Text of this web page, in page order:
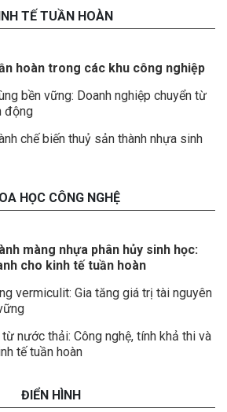
TẾ TUẦN HOÀN
hoàn trong các khu công nghiệp
bền vững: Doanh nghiệp chuyển từ
động
chế biến thuỷ sản thành nhựa sinh
HỌC CÔNG NGHỆ
màng nhựa phân hủy sinh học:
cho kinh tế tuần hoàn
vermiculit: Gia tăng giá trị tài nguyên
nước thải: Công nghệ, tính khả thi và
tế tuần hoàn
ĐIỂN HÌNH